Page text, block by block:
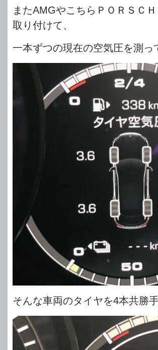
またAMGやこちらＰＯＲＳＣ
取り付けて、
一本ずつの現在の空気圧を測っ
そんな車両のタイヤを4本共勝